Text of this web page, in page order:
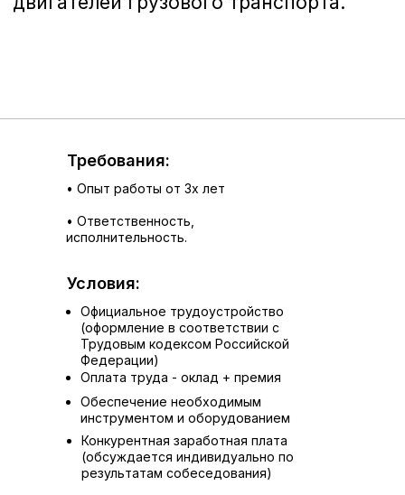
Требования:
• Опыт работы от 3х лет
• Ответственность,
исполнительность.
Условия:
Официальное трудоустройство
(оформление в соответствии с
Трудовым кодексом Российской
Федерации)
Оплата труда - оклад + премия
Обеспечение необходимым
инструментом и оборудованием
Конкурентная заработная плата
(обсуждается индивидуально по
результатам собеседования)
свою команду опытного и
ответственного автоэлектрика по
АВТОЭЛЕКТРИК ПО
ГРУЗОВЫМ АВТОМОБИЛЯМ